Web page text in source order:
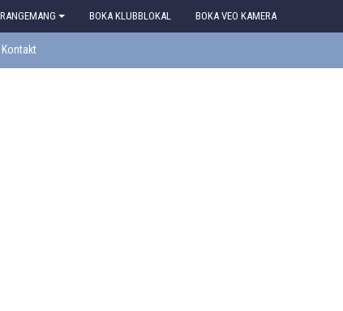
BOKA KLUBBLOKAL BOKA VEO KAMERA
Kontakt